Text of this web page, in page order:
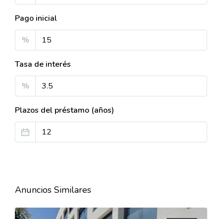
Pago inicial
%
Tasa de interés
%
Plazos del préstamo (años)
Anuncios Similares